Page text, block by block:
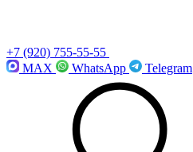
+7 (920) 755-55-55
MAX
WhatsApp Telegram